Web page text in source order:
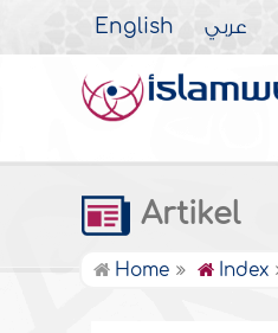
English عربي
Artikel
Home Index